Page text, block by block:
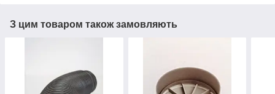
З цим товаром також замовляють